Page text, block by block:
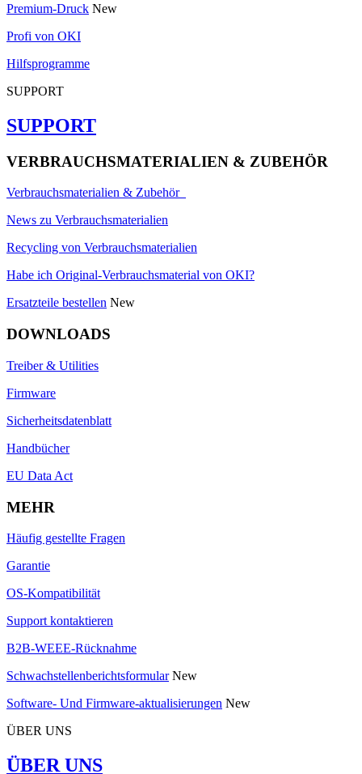
Premium-Druck New
Profi von OKI
Hilfsprogramme
SUPPORT
SUPPORT
VERBRAUCHSMATERIALIEN & ZUBEHÖR
Verbrauchsmaterialien & Zubehör
News zu Verbrauchsmaterialien
Recycling von Verbrauchsmaterialien
Habe ich Original-Verbrauchsmaterial von OKI?
Ersatzteile bestellen New
DOWNLOADS
Treiber & Utilities
Firmware
Sicherheitsdatenblatt
Handbücher
EU Data Act
MEHR
Häufig gestellte Fragen
Garantie
OS-Kompatibilität
Support kontaktieren
B2B-WEEE-Rücknahme
Schwachstellenberichtsformular New
Software- Und Firmware-aktualisierungen New
ÜBER UNS
ÜBER UNS